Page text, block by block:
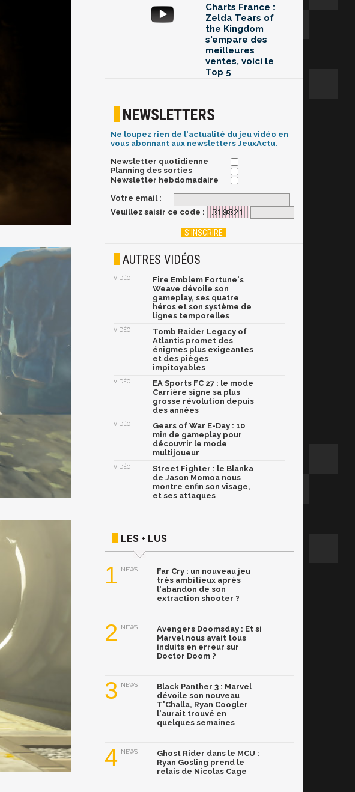
Charts France :
Zelda Tears of
the Kingdom
s'empare des
meilleures
ventes, voici le
Top 5
NEWSLETTERS
Ne loupez rien de l'actualité du jeu vidéo en
vous abonnant aux newsletters JeuxActu.
Newsletter quotidienne
Planning des sorties
Newsletter hebdomadaire
Votre email :
Veuillez saisir ce code :
AUTRES VIDÉOS
VIDÉO
Fire Emblem Fortune's
Weave dévoile son
gameplay, ses quatre
héros et son système de
lignes temporelles
VIDÉO
Tomb Raider Legacy of
Atlantis promet des
énigmes plus exigeantes
et des pièges
impitoyables
VIDÉO
EA Sports FC 27 : le mode
Carrière signe sa plus
grosse révolution depuis
des années
VIDÉO
Gears of War E-Day : 10
min de gameplay pour
découvrir le mode
multijoueur
VIDÉO
Street Fighter : le Blanka
de Jason Momoa nous
montre enfin son visage,
et ses attaques
LES + LUS
1 NEWS
Far Cry : un nouveau jeu
très ambitieux après
l'abandon de son
extraction shooter ?
2 NEWS
Avengers Doomsday : Et si
Marvel nous avait tous
induits en erreur sur
Doctor Doom ?
3 NEWS
Black Panther 3 : Marvel
dévoile son nouveau
T'Challa, Ryan Coogler
l'aurait trouvé en
quelques semaines
4 NEWS
Ghost Rider dans le MCU :
Ryan Gosling prend le
relais de Nicolas Cage